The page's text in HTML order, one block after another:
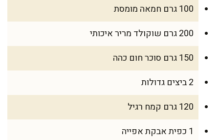
100 גרם חמאה מומסת
200 גרם שוקולד מריר איכותי
150 גרם סוכר חום כהה
2 ביצים גדולות
120 גרם קמח רגיל
1 כפית אבקת אפייה